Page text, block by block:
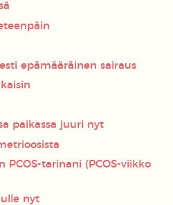
epämääräinen sairaus
paikassa juuri nyt
PCOS-tarinani (PCOS-viikko
nyt